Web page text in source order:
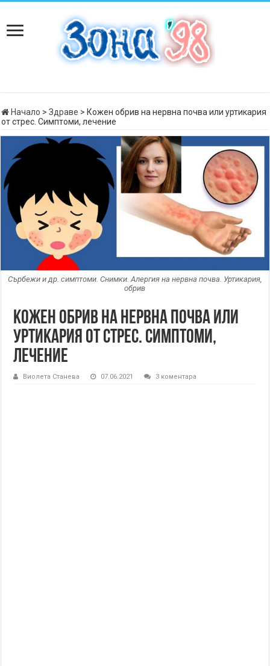
Начало > Здраве > Кожен обрив на нервна почва или уртикария
от стрес. Симптоми, лечение
Сърбежи и др. симптоми. Снимки. Алергия на нервна почва. Уртикария,
обрив
Кожен обрив на нервна почва или
уртикария от стрес. Симптоми,
лечение
Виолета Станева 07.06.2021 3 коментара